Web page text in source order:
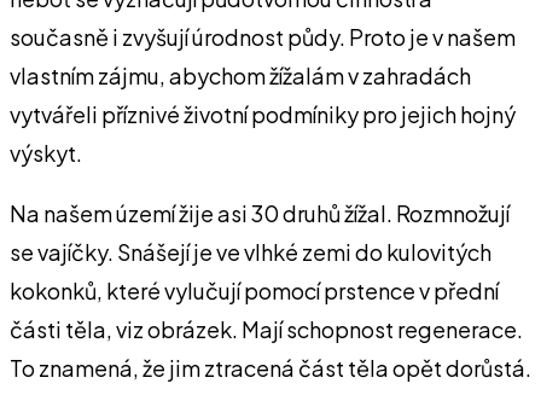
současně i zvyšují úrodnost půdy. Proto je v našem
vlastním zájmu, abychom žížalám v zahradách
vytvářeli příznivé životní podmíniky pro jejich hojný
výskyt.
Na našem území žije asi 30 druhů žížal. Rozmnožují
se vajíčky. Snášejí je ve vlhké zemi do kulovitých
kokonků, které vylučují pomocí prstence v přední
části těla, viz obrázek. Mají schopnost regenerace.
To znamená, že jim ztracená část těla opět dorůstá.